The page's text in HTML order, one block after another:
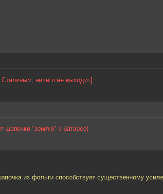
Сталиным, ничего не выходит]
шапочки "землю" к батарее]
из фольги способствует существенному